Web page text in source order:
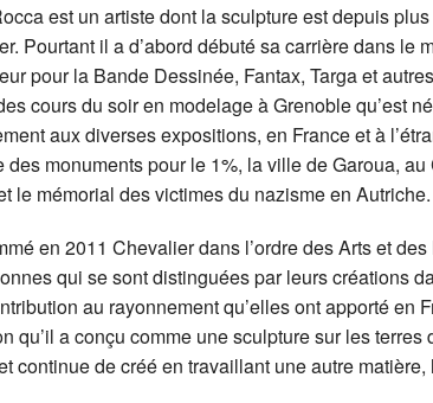
est un artiste dont la sculpture est depuis
Pourtant il a d’abord débuté sa carrière dans le
pour la Bande Dessinée, Fantax, Targa et
cours du soir en modelage à Grenoble qu’est
aux diverses expositions, en France et à
des monuments pour le 1%, la ville de Garoua,
le mémorial des victimes du nazisme en Autriche.
en 2011 Chevalier dans l’ordre des Arts et
qui se sont distinguées par leurs créations
au rayonnement qu’elles ont apporté en
qu’il a conçu comme une sculpture sur les
continue de créé en travaillant une autre matière,